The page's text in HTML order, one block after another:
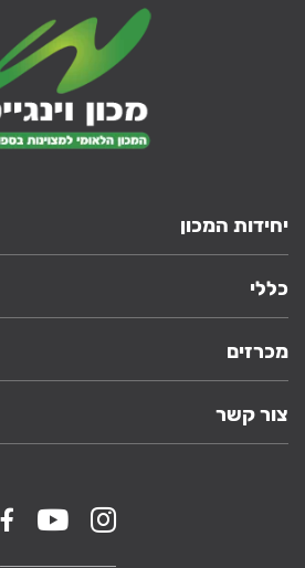
יחידות המכון
כללי
מכרזים
צור קשר